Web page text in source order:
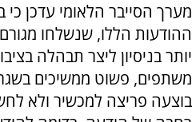
מערך הסייבר הלאומי עדכן
ההודעות הללו, שנשלחו
יותר בניסיון ליצר תבהלה
משתפים, פשוט ממשיכים
בוצעה פריצה למכשיר ולא